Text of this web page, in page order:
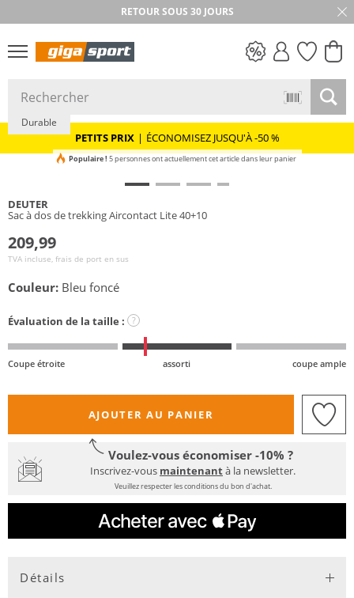
RETOUR SOUS 30 JOURS
PETITS PRIX
PETITS PRIX | ÉCONOMISEZ JUSQU'À -50 %
Durable
Populaire ! 5 personnes ont actuellement cet article dans leur panier
DEUTER
Sac à dos de trekking Aircontact Lite 40+10
209,99
TVA incluse, frais de port en sus
Couleur: Bleu foncé
Évaluation de la taille : ?
Coupe étroite assorti coupe ample
AJOUTER AU PANIER
Voulez-vous économiser -10% ?
Inscrivez-vous maintenantà la newsletter.
Veuillez respecter les conditions du bon d'achat.
Détails